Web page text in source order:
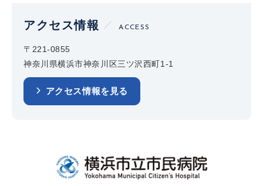
アクセス情報 ACCESS
〒221-0855
神奈川県横浜市神奈川区三ツ沢西町1-1
アクセス情報を見る